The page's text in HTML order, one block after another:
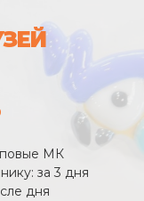
МК
за 3 дня
дня